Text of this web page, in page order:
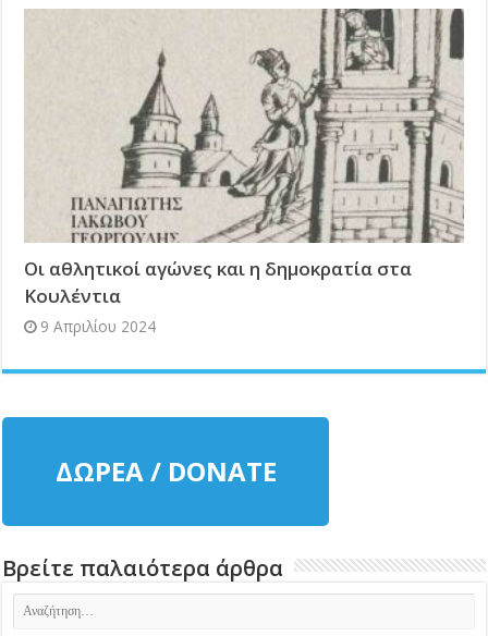
Οι αθλητικοί αγώνες και η δημοκρατία στα
Κουλέντια
9 Απριλίου 2024
ΔΩΡΕΑ / DONATE
Βρείτε παλαιότερα άρθρα